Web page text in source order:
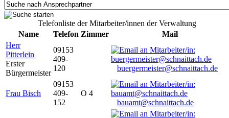
Telefonliste der Mitarbeiter/innen der Verwaltung
Name
Telefon Zimmer
Mail
Herr
Pitterlein
Erster
Bürgermeister
09153
409-
120
buergermeister@schnaittach.de
Frau Bisch
09153
409-
152
O 4
bauamt@schnaittach.de